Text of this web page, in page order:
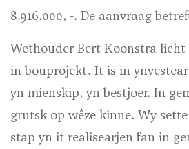
8.916.000, -. De aanvraag
Wethouder Bert Koonstra licht
in bouprojekt. It is in
yn mienskip, yn bestjoer. In
grutsk op wêze kinne. Wy
stap yn it realisearjen fan in